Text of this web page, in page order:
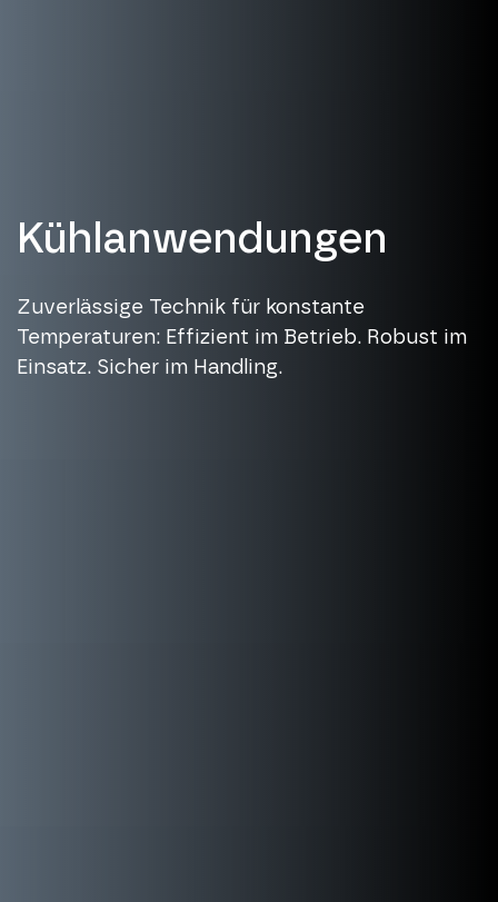
Kühlanwendungen
Zuverlässige Technik für konstante
Temperaturen: Effizient im Betrieb. Robust im
Einsatz. Sicher im Handling.